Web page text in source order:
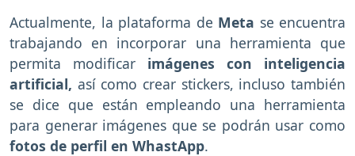
Actualmente, la plataforma de Meta se encuentra
trabajando en incorporar una herramienta que
permita modificar imágenes con inteligencia
artificial, así como crear stickers, incluso también
se dice que están empleando una herramienta
para generar imágenes que se podrán usar como
fotos de perfil en WhastApp.